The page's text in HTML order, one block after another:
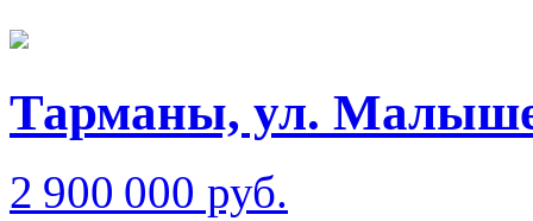
Тарманы, ул.
2 900 000 руб.